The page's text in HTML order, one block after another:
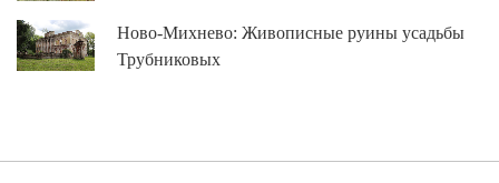
Ново-Михнево: Живописные руины усадьбы
Трубниковых